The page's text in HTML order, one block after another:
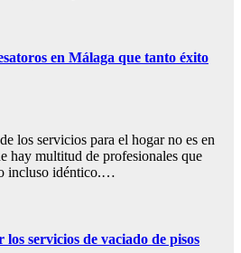
en Málaga que tanto éxito
los servicios para el hogar no es en
hay multitud de profesionales que
incluso idéntico.…
servicios de vaciado de pisos